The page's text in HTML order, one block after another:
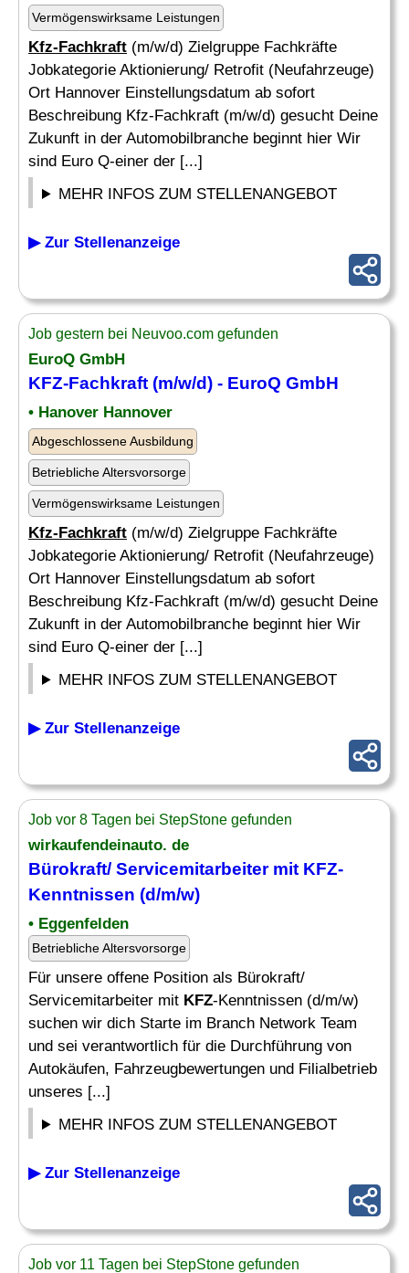
Vermögenswirksame Leistungen
Kfz-Fachkraft (m/w/d) Zielgruppe Fachkräfte
Jobkategorie Aktionierung/ Retrofit (Neufahrzeuge)
Ort Hannover Einstellungsdatum ab sofort
Beschreibung Kfz-Fachkraft (m/w/d) gesucht Deine
Zukunft in der Automobilbranche beginnt hier Wir
sind Euro Q-einer der [...]
MEHR INFOS ZUM STELLENANGEBOT
▶ Zur Stellenanzeige
Job gestern bei Neuvoo.com gefunden
EuroQ GmbH
KFZ-Fachkraft (m/w/d) - EuroQ GmbH
• Hanover Hannover
Abgeschlossene Ausbildung
Betriebliche Altersvorsorge
Vermögenswirksame Leistungen
Kfz-Fachkraft (m/w/d) Zielgruppe Fachkräfte
Jobkategorie Aktionierung/ Retrofit (Neufahrzeuge)
Ort Hannover Einstellungsdatum ab sofort
Beschreibung Kfz-Fachkraft (m/w/d) gesucht Deine
Zukunft in der Automobilbranche beginnt hier Wir
sind Euro Q-einer der [...]
MEHR INFOS ZUM STELLENANGEBOT
▶ Zur Stellenanzeige
Job vor 8 Tagen bei StepStone gefunden
wirkaufendeinauto. de
Bürokraft/ Servicemitarbeiter mit KFZ-
Kenntnissen (d/m/w)
• Eggenfelden
Betriebliche Altersvorsorge
Für unsere offene Position als Bürokraft/
Servicemitarbeiter mit KFZ-Kenntnissen (d/m/w)
suchen wir dich Starte im Branch Network Team
und sei verantwortlich für die Durchführung von
Autokäufen, Fahrzeugbewertungen und Filialbetrieb
unseres [...]
MEHR INFOS ZUM STELLENANGEBOT
▶ Zur Stellenanzeige
Job vor 11 Tagen bei StepStone gefunden